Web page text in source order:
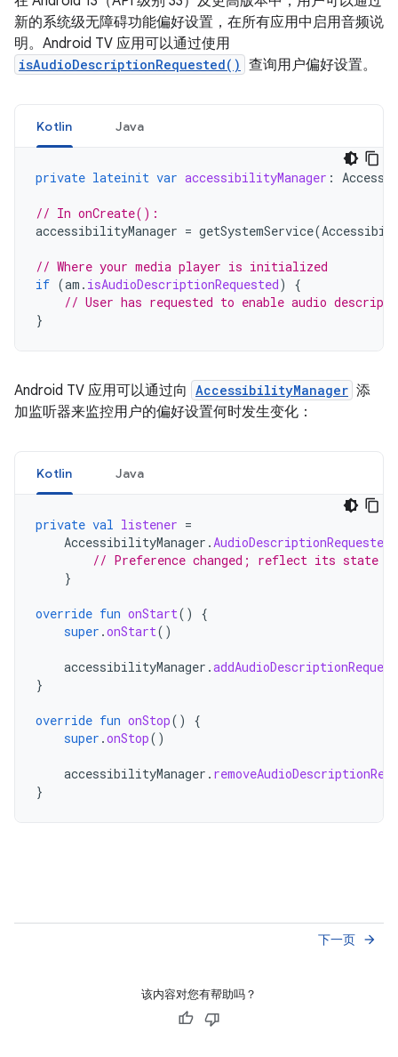
新的系统级无障碍功能偏好设置，在所有应用中启用音频说
明。Android TV 应用可以通过使用
isAudioDescriptionRequested() 查询用户偏好设置。
Kotlin Java
private lateinit var accessibilityManager :
// In onCreate():
accessibilityManager = getSystemService(
// Where your media player is initialized
if (am . isAudioDescriptionRequested)
{
// User has requested to enable audio
}
Android TV 应用可以通过向 AccessibilityManager 添
加监听器来监控用户的偏好设置何时发生变化：
Kotlin Java
private val listener =
AccessibilityManager .
// Preference changed; reflect its state in
}
override fun onStart()
{
super .onStart()
accessibilityManager .
}
override fun onStop()
{
super .onStop()
accessibilityManager .
}
下一页 arrow_forward
该内容对您有帮助吗？